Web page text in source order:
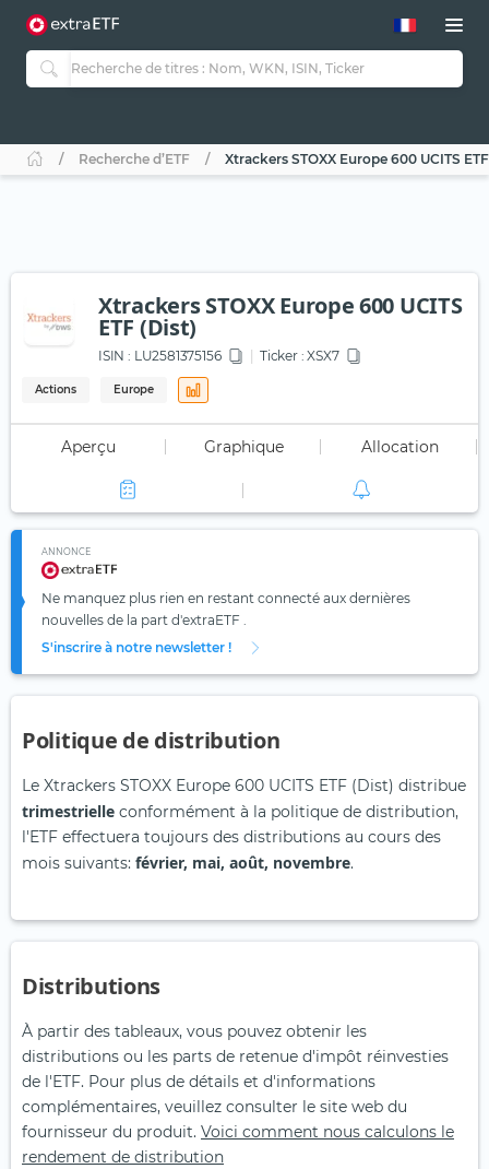
Recherche d’ETF Xtrackers STOXX Europe 600 UCITS
Xtrackers STOXX Europe 600 UCITS
ETF (Dist)
ISIN : LU2581375156 Ticker : XSX7
Actions Europe
Aperçu Graphique Allocation
ANNONCE
Ne manquez plus rien en restant connecté aux dernières
nouvelles de la part d'extraETF .
S'inscrire à notre newsletter !
Politique de distribution
Le Xtrackers STOXX Europe 600 UCITS ETF (Dist) distribue
trimestrielle conformément à la politique de distribution,
l'ETF effectuera toujours des distributions au cours des
mois suivants: février, mai, août, novembre.
Distributions
À partir des tableaux, vous pouvez obtenir les
distributions ou les parts de retenue d'impôt réinvesties
de l'ETF. Pour plus de détails et d'informations
complémentaires, veuillez consulter le site web du
fournisseur du produit. Voici comment nous calculons le
rendement de distribution